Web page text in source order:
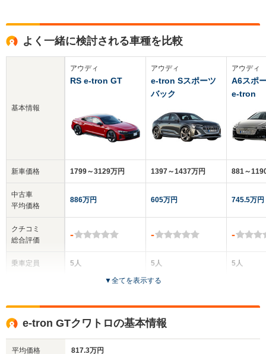
よく一緒に検討される車種を比較
基本情報
新車価格
中古車
平均価格
クチコミ
総合評価
乗車定員
アウディ
RS e-tron GT
1799～3129万円
886万円
-
5人
全高
1.38m～1.4m
アウディ
e-tron Sスポーツ
バック
1397～1437万円
605万円
-
5人
5ドア
アウディ
A6スポ
e-tron
881～
745.5万円
-
5人
▼全てを表示する
e-tron GTクワトロの基本情報
平均価格 817.3万円